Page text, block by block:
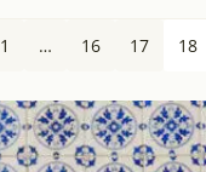
1 … 16 17 18